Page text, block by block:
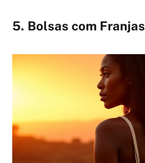
5. Bolsas com Franjas